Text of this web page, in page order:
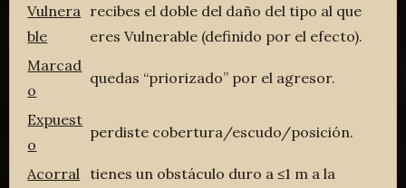
Vulnera
ble
recibes el doble del daño del tipo al que
eres Vulnerable (definido por el efecto).
Marcad
o
quedas “priorizado” por el agresor.
Expuest
o
perdiste cobertura/escudo/posición.
Acorral
tienes un obstáculo duro a ≤1 m a la